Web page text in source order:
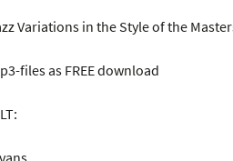
Variations in the Style of the
files as FREE download